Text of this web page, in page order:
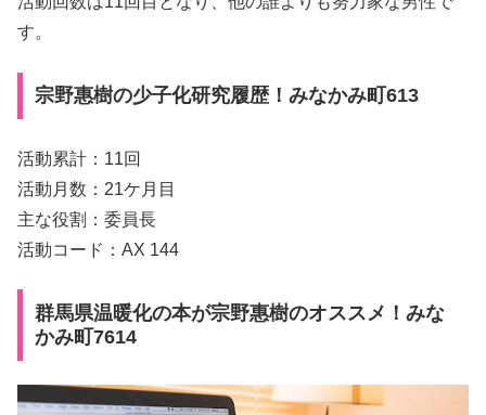
す。
宗野惠樹の少子化研究履歴！みなかみ町613
活動累計：11回
活動月数：21ケ月目
主な役割：委員長
活動コード：AX 144
群馬県温暖化の本が宗野惠樹のオススメ！みな
かみ町7614